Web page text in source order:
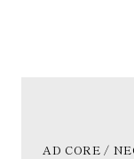
AD CORE /